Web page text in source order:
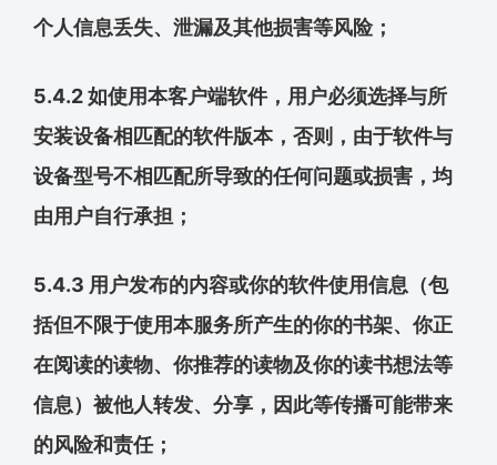
个人信息丢失、泄漏及其他损害等风险；
5.4.2 如使用本客户端软件，用户必须选择与所
安装设备相匹配的软件版本，否则，由于软件与
设备型号不相匹配所导致的任何问题或损害，均
由用户自行承担；
5.4.3 用户发布的内容或你的软件使用信息（包
括但不限于使用本服务所产生的你的书架、你正
在阅读的读物、你推荐的读物及你的读书想法等
信息）被他人转发、分享，因此等传播可能带来
的风险和责任；